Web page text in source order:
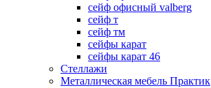
сейф офисный valberg
сейф т
сейф тм
сейфы карат
сейфы карат 46
Стеллажи
Металлическая мебель Практик